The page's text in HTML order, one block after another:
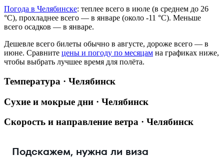
Погода в Челябинске: теплее всего в июле (в среднем до 26
°C), прохладнее всего — в январе (около -11 °C). Меньше
всего осадков — в январе.
Дешевле всего билеты обычно в августе, дороже всего — в
июне. Сравните цены и погоду по месяцам на графиках ниже,
чтобы выбрать лучшее время для полёта.
Температура · Челябинск
Сухие и мокрые дни · Челябинск
Скорость и направление ветра · Челябинск
Подскажем, нужна ли виза